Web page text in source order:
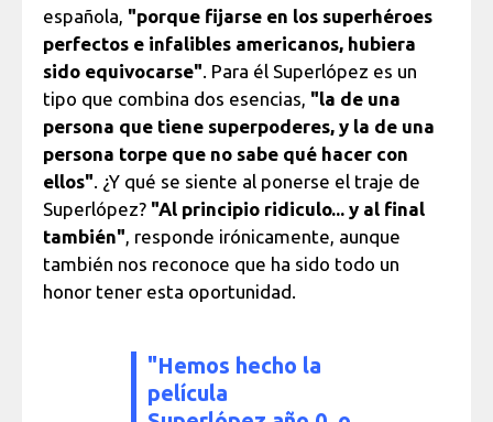
española, "porque fijarse en los superhéroes
perfectos e infalibles americanos, hubiera
sido equivocarse". Para él Superlópez es un
tipo que combina dos esencias, "la de una
persona que tiene superpoderes, y la de una
persona torpe que no sabe qué hacer con
ellos". ¿Y qué se siente al ponerse el traje de
Superlópez? "Al principio ridiculo... y al final
también", responde irónicamente, aunque
también nos reconoce que ha sido todo un
honor tener esta oportunidad.
"Hemos hecho la
película